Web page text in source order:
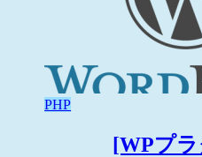
PHP
[WPプラ